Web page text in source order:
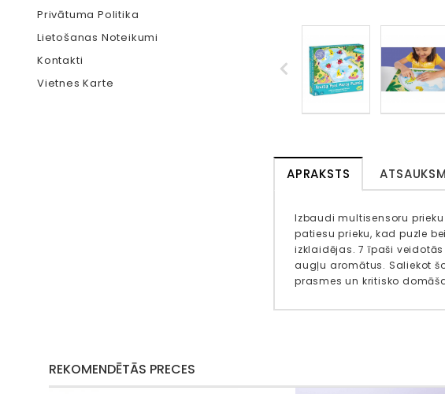
Privātuma Politika
Lietošanas Noteikumi
Kontakti
Vietnes Karte
APRAKSTS
Izbaudi multisensoru
patiesu prieku, kad puzle
izklaidējas. 7 īpaši
augļu aromātus. Saliekot
prasmes un kritisko
REKOMENDĒTĀS PRECES